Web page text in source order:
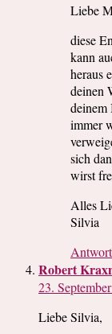
Liebe
diese
kann
heraus
deinen
deinem
immer
sich
wirst
Alles
Silvia
Robert
23.
Liebe Silvia,